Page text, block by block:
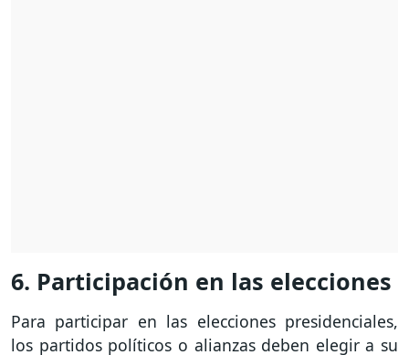
6. Participación en las elecciones
Para participar en las elecciones presidenciales,
los partidos políticos o alianzas deben elegir a su